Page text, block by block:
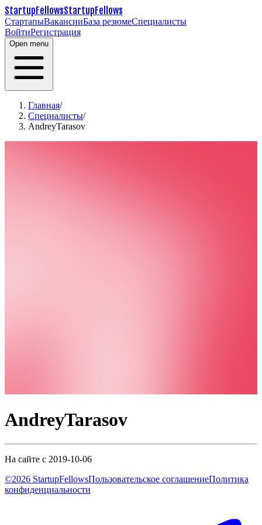
StartupFellowsStartupFellows
СтартапыВакансииБаза резюмеСпециалисты
ВойтиРегистрация
Open menu
Главная/
Специалисты/
AndreyTarasov
AndreyTarasov
На сайте с 2019-10-06
©2026 StartupFellowsПользовательское соглашениеПолитика
конфиденциальности